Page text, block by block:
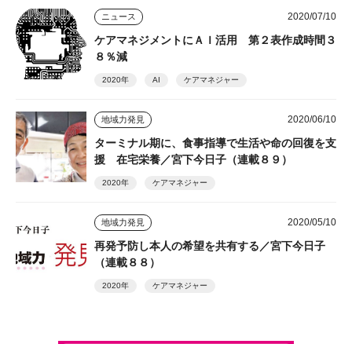
ニュース 2020/07/10
ケアマネジメントにＡＩ活用 第２表作成時間３
８％減
2020年 AI ケアマネジャー
地域力発見 2020/06/10
ターミナル期に、食事指導で生活や命の回復を支
援 在宅栄養／宮下今日子（連載８９）
2020年 ケアマネジャー
地域力発見 2020/05/10
再発予防し本人の希望を共有する／宮下今日子
（連載８８）
2020年 ケアマネジャー